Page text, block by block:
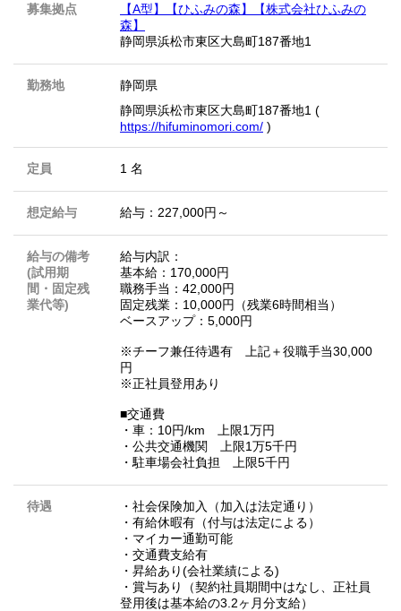
募集拠点
【A型】【ひふみの森】【株式会社ひふみの
森】
静岡県浜松市東区大島町187番地1
勤務地
静岡県
静岡県浜松市東区大島町187番地1 (
https://hifuminomori.com/ )
定員 1 名
想定給与 給与：227,000円～
給与の備考
(試用期
間・固定残
業代等)
給与内訳：
基本給：170,000円
職務手当：42,000円
固定残業：10,000円（残業6時間相当）
ベースアップ：5,000円
※チーフ兼任待遇有 上記＋役職手当30,000
円
※正社員登用あり
■交通費
・車：10円/km 上限1万円
・公共交通機関 上限1万5千円
・駐車場会社負担 上限5千円
待遇
・社会保険加入（加入は法定通り）
・有給休暇有（付与は法定による）
・マイカー通勤可能
・交通費支給有
・昇給あり(会社業績による)
・賞与あり（契約社員期間中はなし、正社員
登用後は基本給の3.2ヶ月分支給）